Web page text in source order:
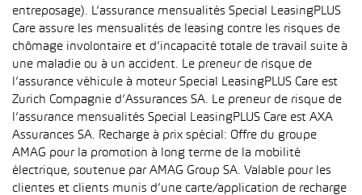
entreposage). L’assurance mensualités Special LeasingPLUS
Care assure les mensualités de leasing contre les risques de
chômage involontaire et d’incapacité totale de travail suite à
une maladie ou à un accident. Le preneur de risque de
l’assurance véhicule à moteur Special LeasingPLUS Care est
Zurich Compagnie d’Assurances SA. Le preneur de risque de
l’assurance mensualités Special LeasingPLUS Care est AXA
Assurances SA. Recharge à prix spécial: Offre du groupe
AMAG pour la promotion à long terme de la mobilité
électrique, soutenue par AMAG Group SA. Valable pour les
clientes et clients munis d’une carte/application de recharge